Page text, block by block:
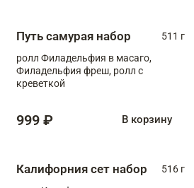
Путь самурая набор
511 г
ролл Филадельфия в масаго,
Филадельфия фреш, ролл с
креветкой
999 ₽ В корзину
Калифорния сет набор
516 г